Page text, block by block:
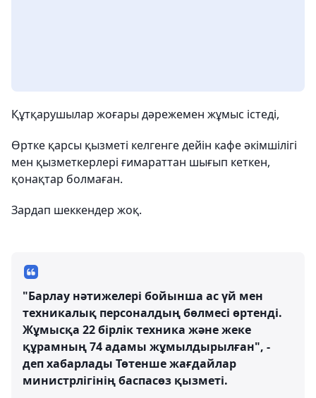
Құтқарушылар жоғары дәрежемен жұмыс істеді,
Өртке қарсы қызметі келгенге дейін кафе әкімшілігі
мен қызметкерлері ғимараттан шығып кеткен,
қонақтар болмаған.
Зардап шеккендер жоқ.
"Барлау нәтижелері бойынша ас үй мен
техникалық персоналдың бөлмесі өртенді.
Жұмысқа 22 бірлік техника және жеке
құрамның 74 адамы жұмылдырылған", -
деп хабарлады Төтенше жағдайлар
министрлігінің баспасөз қызметі.